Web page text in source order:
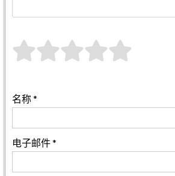
名称*
电子邮件*